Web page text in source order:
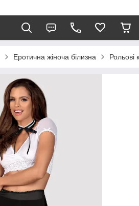
Еротична жіноча білизна Рольові